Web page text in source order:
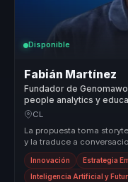
Disponible
Fabián Martínez
Fundador de
people analytics y
para organizaciones.
CL
La propuesta toma
y la traduce a
lide...
Innovación Estrategia
Inteligencia Artificial y